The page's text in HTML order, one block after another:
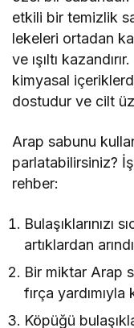
etkili bir temizlik
lekeleri ortadan
ve ışıltı
kimyasal
dostudur ve cilt
Arap sabunu
parlatabilirsiniz?
rehber:
Bulaşıklarınızı
artıklardan
Bir miktar Arap
fırça yardımıyla
Köpüğü